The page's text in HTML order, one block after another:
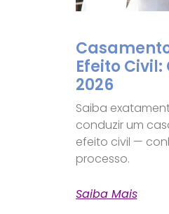
Efeito
2026
Saiba
conduzir um
efeito civil —
processo.
Saiba Mais